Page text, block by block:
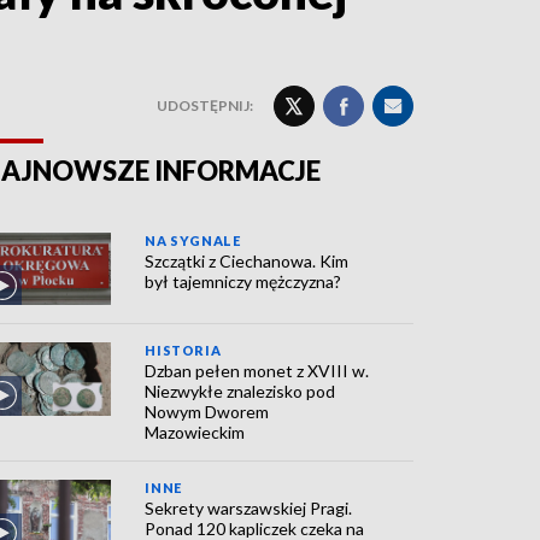
UDOSTĘPNIJ:
INFORMACJE
NA SYGNALE
Szczątki z Ciechanowa. Kim
był tajemniczy mężczyzna?
HISTORIA
Dzban pełen monet z XVIII w.
Niezwykłe znalezisko pod
Nowym Dworem
Mazowieckim
INNE
Sekrety warszawskiej Pragi.
Ponad 120 kapliczek czeka na